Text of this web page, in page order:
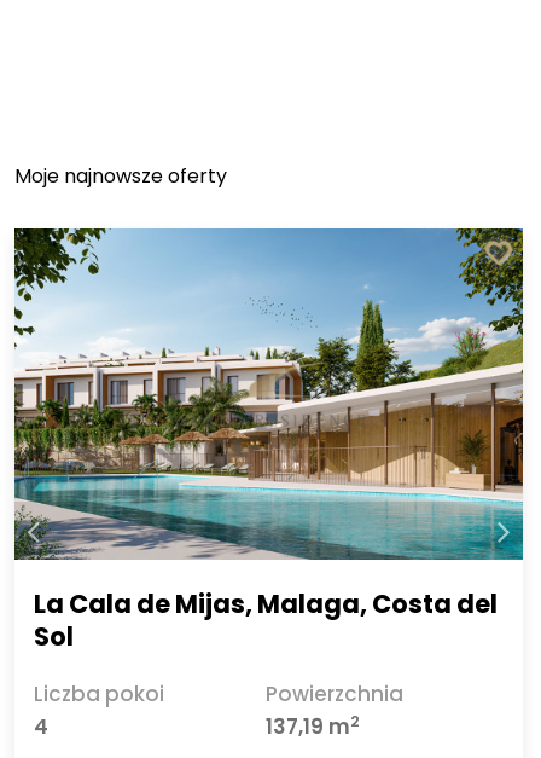
Moje najnowsze oferty
La Cala de Mijas, Malaga, Costa del
Sol
Liczba pokoi
4
Powierzchnia
137,19 m2